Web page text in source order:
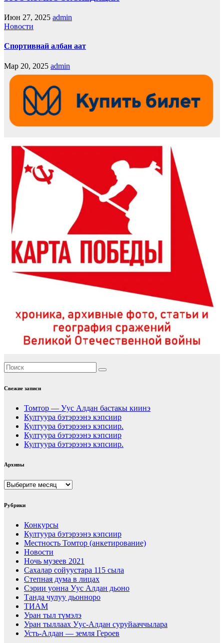
Июн 27, 2025 admin
Новости
Спортивнай албан аат
Мар 20, 2025 admin
Свежие записи
Томтор — Уус Алдан бастакы киинэ
Култуура бэтэрээнэ кэпсиир
Култуура бэтэрээнэ кэпсиир.
Култуура бэтэрээнэ кэпсиир
Култуура бэтэрээнэ кэпсиир.
Архивы
Архивы
Рубрики
Конкурсы
Култуура бэтэрээнэ кэпсиир
Местность Томтор (анкетирование)
Новости
Ночь музеев 2021
Сахалар сойуустара 115 сыла
Степная дума в лицах
Сэрии уонна Уус Алдан дьоно
Танда чулуу дьонноро
ТИАМ
Уран тыл түмэлэ
Уран тыллаах Уус-Алдан суруйааччылара
Усть-Алдан — земля Героев